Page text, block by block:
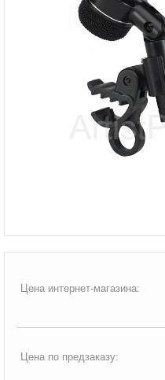
Цена интернет-магазина:
Цена по предзаказу: